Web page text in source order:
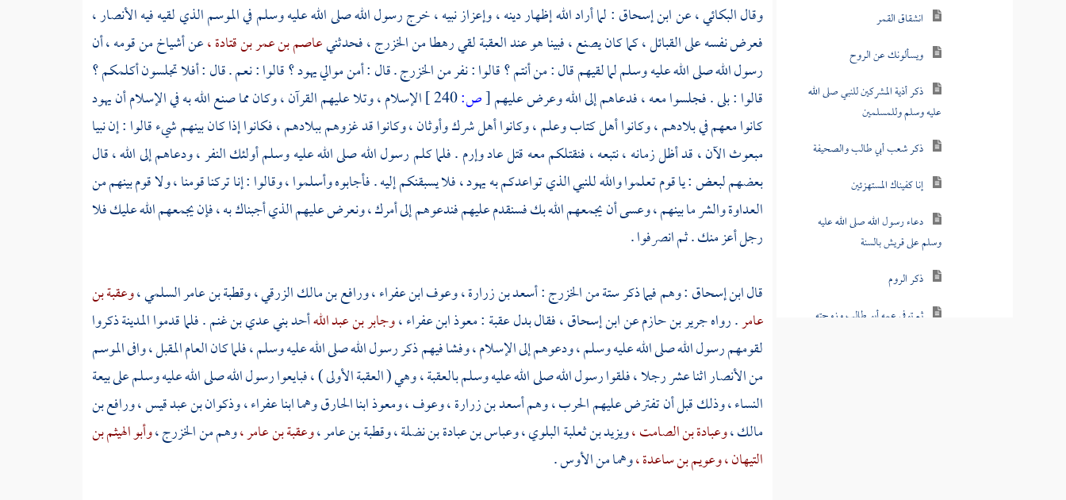
انشقاق القمر
ويسألونك عن الروح
ذكر أذية المشركين للنبي صلى الله
عليه وسلم وللمسلمين
ذكر شعب أبي طالب والصحيفة
إنا كفيناك المستهزئين
دعاء رسول الله صلى الله عليه
وسلم على قريش بالسنة
ذكر الروم
ثم توفي عمه أبو طالب وزوجته
وقالالبكائي ،عنابن إسحاق: لما أراد الله إظهار دينه ، وإعزاز نبيه ، خرج رسول الله صلى الله عليه وسلم في الموسم الذي لقيه فيهالأنصار ،
فعرض نفسه على القبائل ، كما كان يصنع ، فبينا هو عند العقبة لقي رهطا منالخزرج ،فحدثنيعاصم بن عمر بن قتادة ،عن أشياخ من قومه ، أن
رسول الله صلى الله عليه وسلم لما لقيهم قال : من أنتم ؟ قالوا : نفر منالخزرج. قال : أمن موالييهود ؟قالوا : نعم . قال : أفلا تجلسون أكلمكم ؟
قالوا : بلى . فجلسوا معه ، فدعاهم إلى الله وعرض عليهم[ص: الإسلام ، وتلا عليهم القرآن ، وكان مما صنع الله به في الإسلام أنيهود
كانوا معهم في بلادهم ، وكانوا أهل كتاب وعلم ، وكانوا أهل شرك وأوثان ، وكانوا قد غزوهم ببلادهم ، فكانوا إذا كان بينهم شيء قالوا : إن نبيا
مبعوث الآن ، قد أظل زمانه ، نتبعه ، فنقتلكم معه قتلعادوإرم. فلما كلم رسول الله صلى الله عليه وسلم أولئك النفر ، ودعاهم إلى الله ، قال
بعضهم لبعض : يا قوم تعلموا والله للنبي الذي تواعدكم بهيهود ،فلا يسبقنكم إليه . فأجابوه وأسلموا ، وقالوا : إنا تركنا قومنا ، ولا قوم بينهم من
العداوة والشر ما بينهم ، وعسى أن يجمعهم الله بك فسنقدم عليهم فندعوهم إلى أمرك ، ونعرض عليهم الذي أجبناك به ، فإن يجمعهم الله عليك فلا
رجل أعز منك . ثم انصرفوا .
قالابن إسحاق: وهم فيما ذكر ستة منالخزرج:أسعد بن زرارة ،وعوف ابن عفراء ،ورافع بن مالك الزرقي ،وقطبة بن عامر السلمي ،وعقبة بن
عامر. رواهجرير بن حازمعنابن إسحاق ،فقال بدلعقبة:معوذ ابن عفراء ،وجابر بن عبد اللهأحدبني عدي بن غنم. فلما قدمواالمدينةذكروا
لقومهم رسول الله صلى الله عليه وسلم ، ودعوهم إلى الإسلام ، وفشا فيهم ذكر رسول الله صلى الله عليه وسلم ، فلما كان العام المقبل ، وافى الموسم
منالأنصاراثنا عشر رجلا ، فلقوا رسول الله صلى الله عليه وسلم بالعقبة ، وهي ( العقبة الأولى ) ، فبايعوا رسول الله صلى الله عليه وسلم على بيعة
النساء ، وذلك قبل أن تفترض عليهم الحرب ، وهمأسعد بن زرارة ،وعوف ،ومعوذ ابنا الحارقوهماابنا عفراء ،وذكوان بن عبد قيس ،ورافع بن
مالك ،وعبادة بن الصامت ،ويزيد بن ثعلبة البلوي ،وعباس بن عبادة بن نضلة ،وقطبة بن عامر ،وعقبة بن عامر ،وهم منالخزرج ،وأبو الهيثم بن
التيهان ،وعويم بن ساعدة ،وهما منالأوس.